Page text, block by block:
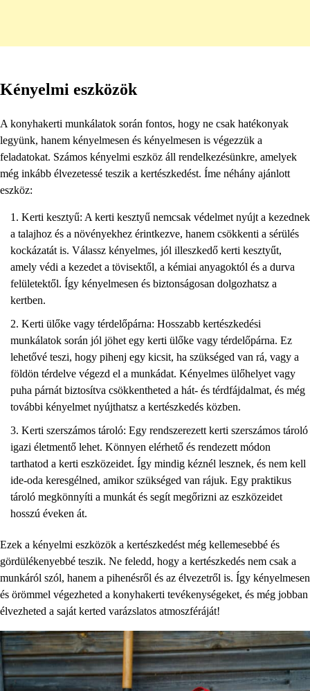
Kényelmi eszközök
A konyhakerti munkálatok során fontos, hogy ne csak hatékonyak
legyünk, hanem kényelmesen és kényelmesen is végezzük a
feladatokat. Számos kényelmi eszköz áll rendelkezésünkre, amelyek
még inkább élvezetessé teszik a kertészkedést. Íme néhány ajánlott
eszköz:
Kerti kesztyű: A kerti kesztyű nemcsak védelmet nyújt a kezednek
a talajhoz és a növényekhez érintkezve, hanem csökkenti a sérülés
kockázatát is. Válassz kényelmes, jól illeszkedő kerti kesztyűt,
amely védi a kezedet a tövisektől, a kémiai anyagoktól és a durva
felületektől. Így kényelmesen és biztonságosan dolgozhatsz a
kertben.
Kerti ülőke vagy térdelőpárna: Hosszabb kertészkedési
munkálatok során jól jöhet egy kerti ülőke vagy térdelőpárna. Ez
lehetővé teszi, hogy pihenj egy kicsit, ha szükséged van rá, vagy a
földön térdelve végezd el a munkádat. Kényelmes ülőhelyet vagy
puha párnát biztosítva csökkentheted a hát- és térdfájdalmat, és még
további kényelmet nyújthatsz a kertészkedés közben.
Kerti szerszámos tároló: Egy rendszerezett kerti szerszámos tároló
igazi életmentő lehet. Könnyen elérhető és rendezett módon
tarthatod a kerti eszközeidet. Így mindig kéznél lesznek, és nem kell
ide-oda keresgélned, amikor szükséged van rájuk. Egy praktikus
tároló megkönnyíti a munkát és segít megőrizni az eszközeidet
hosszú éveken át.
Ezek a kényelmi eszközök a kertészkedést még kellemesebbé és
gördülékenyebbé teszik. Ne feledd, hogy a kertészkedés nem csak a
munkáról szól, hanem a pihenésről és az élvezetről is. Így kényelmesen
és örömmel végezheted a konyhakerti tevékenységeket, és még jobban
élvezheted a saját kerted varázslatos atmoszféráját!